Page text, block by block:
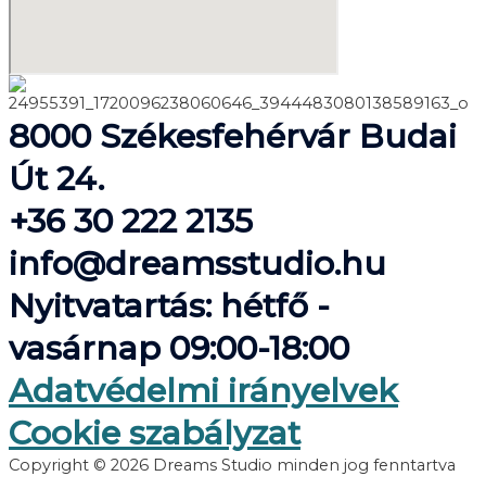
8000 Székesfehérvár Budai
Út 24.
+36 30 222 2135
info@dreamsstudio.hu
Nyitvatartás: hétfő -
vasárnap 09:00-18:00
Adatvédelmi irányelvek
Cookie szabályzat
Copyright © 2026 Dreams Studio minden jog fenntartva